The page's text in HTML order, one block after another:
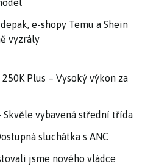
e-shopy Temu a Shein
vyzrály
Plus – Vysoký výkon za
Skvěle vybavená střední třída
sluchátka s ANC
jsme nového vládce